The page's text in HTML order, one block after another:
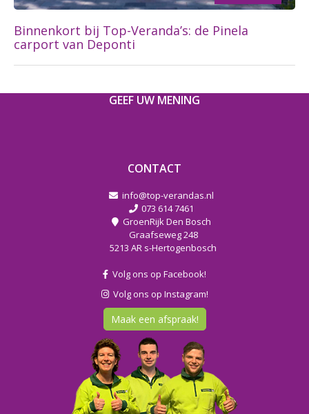
Binnenkort bij Top-Veranda’s: de Pinela
carport van Deponti
GEEF UW MENING
CONTACT
info@top-verandas.nl
073 614 7461
GroenRijk Den Bosch
Graafseweg 248
5213 AR s-Hertogenbosch
Volg ons op Facebook!
Volg ons op Instagram!
Maak een afspraak!